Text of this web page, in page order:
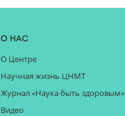
О нас
О Центре
Научная жизнь ЦНМТ
Журнал «Наука быть здоровым»
Видео